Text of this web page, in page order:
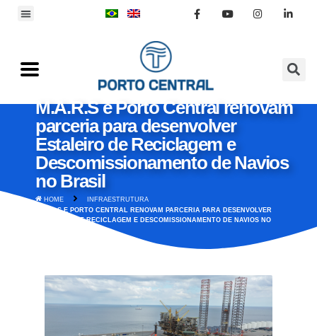
M.A.R.S e Porto Central renovam
parceria para desenvolver
Estaleiro de Reciclagem e
Descomissionamento de Navios
no Brasil
HOME
INFRAESTRUTURA
M.A.R.S E PORTO CENTRAL RENOVAM PARCERIA PARA DESENVOLVER
ESTALEIRO DE RECICLAGEM E DESCOMISSIONAMENTO DE NAVIOS NO